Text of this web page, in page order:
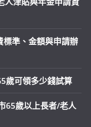
準、金額與申請辦
歲可領多少錢試算
65歲以上長者/老人